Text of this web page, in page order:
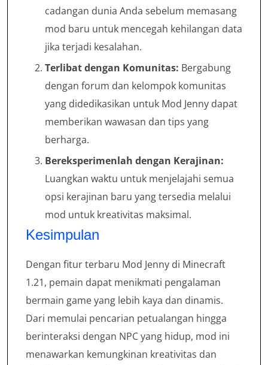
cadangan dunia Anda sebelum memasang
mod baru untuk mencegah kehilangan data
jika terjadi kesalahan.
Terlibat dengan Komunitas: Bergabung
dengan forum dan kelompok komunitas
yang didedikasikan untuk Mod Jenny dapat
memberikan wawasan dan tips yang
berharga.
Bereksperimenlah dengan Kerajinan:
Luangkan waktu untuk menjelajahi semua
opsi kerajinan baru yang tersedia melalui
mod untuk kreativitas maksimal.
Kesimpulan
Dengan fitur terbaru Mod Jenny di Minecraft
1.21, pemain dapat menikmati pengalaman
bermain game yang lebih kaya dan dinamis.
Dari memulai pencarian petualangan hingga
berinteraksi dengan NPC yang hidup, mod ini
menawarkan kemungkinan kreativitas dan